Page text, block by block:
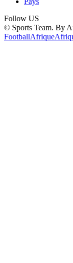
Follow US
© Sports Team. By
FootballAfrique